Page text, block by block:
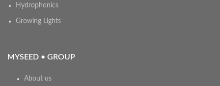
Hydrophonics
Growing Lights
MYSEED • GROUP
About us